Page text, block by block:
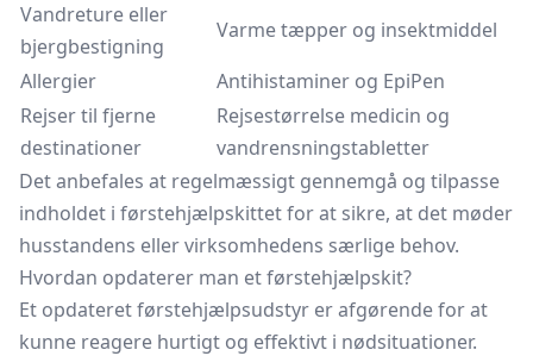
Vandreture eller
bjergbestigning
Varme tæpper og insektmiddel
Allergier
Antihistaminer og EpiPen
Rejser til fjerne
destinationer
Rejsestørrelse medicin og
vandrensningstabletter
Det anbefales at regelmæssigt gennemgå og tilpasse
indholdet i førstehjælpskittet for at sikre, at det møder
husstandens eller virksomhedens særlige behov.
Hvordan opdaterer man et førstehjælpskit?
Et opdateretførstehjælpsudstyr er afgørende for at
kunne reagere hurtigt og effektivt i nødsituationer.